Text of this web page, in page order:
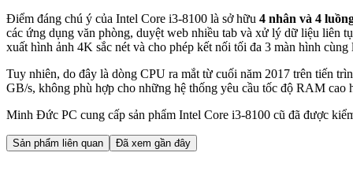
Điểm đáng chú ý của Intel Core i3-8100 là sở hữu 4 nhân và 4
các ứng dụng văn phòng, duyệt web nhiều tab và xử lý dữ liệu liên
xuất hình ảnh 4K sắc nét và cho phép kết nối tối đa 3 màn hình
Tuy nhiên, do đây là dòng CPU ra mắt từ cuối năm 2017 trên tiến
GB/s, không phù hợp cho những hệ thống yêu cầu tốc độ RAM
Minh Đức PC cung cấp sản phẩm Intel Core i3-8100 cũ đã được
Sản phẩm liên quan Đã xem gần đây